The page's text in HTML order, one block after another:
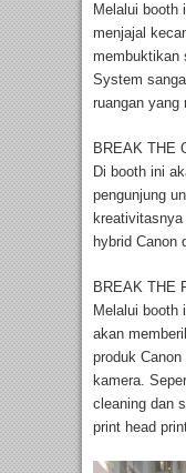
Melalui booth
menjajal
membuktikan
System
ruangan yang
BREAK THE
Di booth ini
pengunjung
hybrid Canon
BREAK THE
Melalui booth
akan
produk
kamera.
cleaning dan
print head